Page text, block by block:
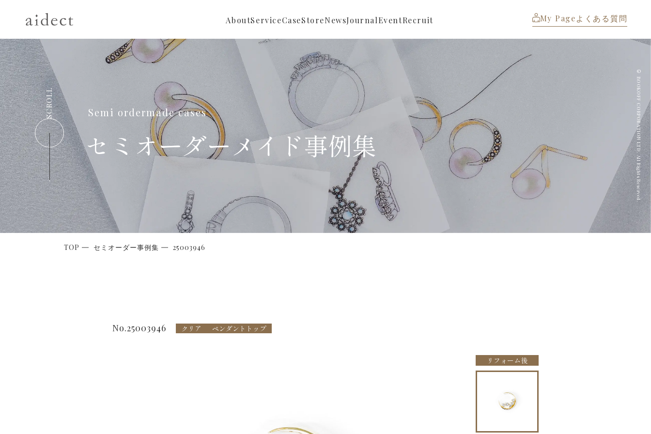
AboutService
Sustainable
Buying
Case
Full ordermade
Semi ordermade
StoreNews
Store News
JournalEventRecruit My Pageよくある質問
Semi ordermade cases
セミオーダーメイド事例集
SCROLL © BOOKOFF CORPORATION LTD. All Rights Reserved.
TOP セミオーダー事例集 25003946
No.25003946 クリア ペンダントトップ
リフォーム後